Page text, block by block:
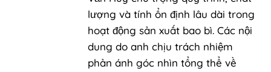
lượng và tính ổn định lâu dài trong
hoạt động sản xuất bao bì. Các nội
dung do anh chịu trách nhiệm
phản ánh góc nhìn tổng thể về